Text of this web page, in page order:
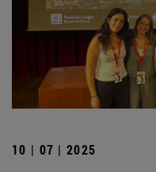
10 | 07 | 2025